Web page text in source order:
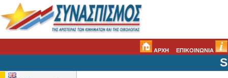
ΑΡΧΗ ΕΠΙΚΟΙΝΩΝΙΑ